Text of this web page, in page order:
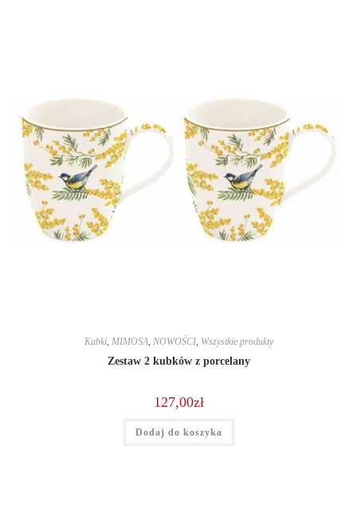
Kubki, MIMOSA, NOWOŚCI, Wszystkie produkty
Zestaw 2 kubków z porcelany
127,00zł
Dodaj do koszyka